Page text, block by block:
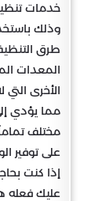
خدمات
وذلك
طرق
المعدات
الأخرى
مما يؤدي
مختلف
على توفير
إذا كنت
عليك فعله